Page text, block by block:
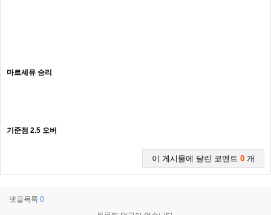
마르세유 승리
기준점 2.5 오버
이 게시물에 달린 코멘트 0 개
댓글목록 0